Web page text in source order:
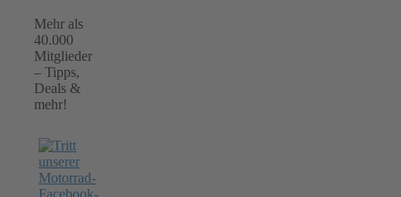
Mehr als
40.000
Mitglieder
– Tipps,
Deals &
mehr!